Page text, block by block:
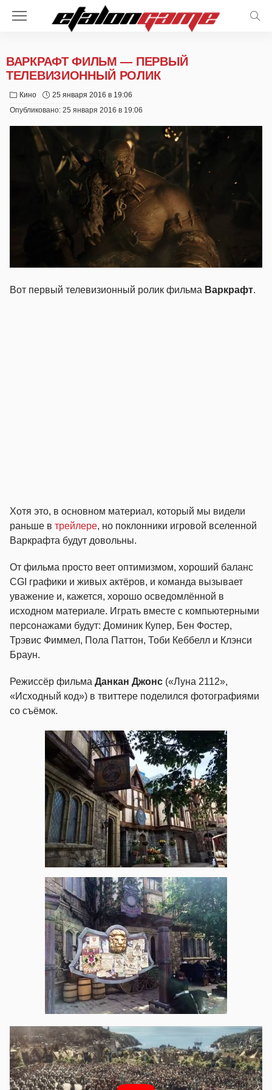
ВАРКРАФТ ФИЛЬМ — ПЕРВЫЙ
ТЕЛЕВИЗИОННЫЙ РОЛИК
Кино
25 января 2016 в 19:06
Опубликовано: 25 января 2016 в 19:06
Вот первый телевизионный ролик фильма Варкрафт.
Хотя это, в основном материал, который мы видели
раньше в трейлере, но поклонники игровой вселенной
Варкрафта будут довольны.
От фильма просто веет оптимизмом, хороший баланс
CGI графики и живых актёров, и команда вызывает
уважение и, кажется, хорошо осведомлённой в
исходном материале. Играть вместе с компьютерными
персонажами будут: Доминик Купер, Бен Фостер,
Трэвис Фиммел, Пола Паттон, Тоби Кеббелл и Клэнси
Браун.
Режиссёр фильма Данкан Джонс («Луна 2112»,
«Исходный код») в твиттере поделился фотографиями
со съёмок.